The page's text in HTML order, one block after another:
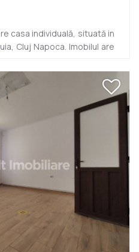
casa individuală, situată in
Cluj Napoca. Imobilul are
cu bucătărie, 1 dormitor, 1
din care unul
proprie si încă o baie ce
Dispune de
si intima, 2 balcoane, 1
spre închiriere complet